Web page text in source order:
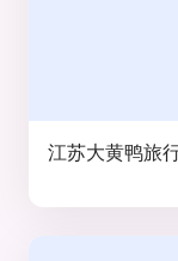
江苏大黄鸭旅